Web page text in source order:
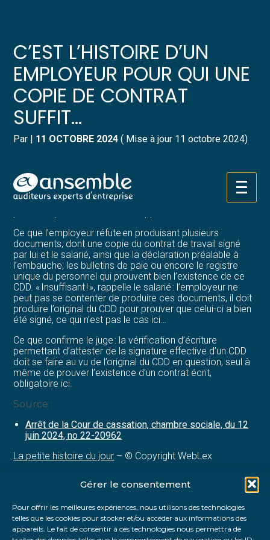
Gérer le consentement
Pour offrir les meilleures expériences, nous utilisons des technologies
telles que les cookies pour stocker et/ou accéder aux informations des
appareils. Le fait de consentir à ces technologies nous permettra de
Aller
au
Gérer votre quotidien
Piloter votre entreprise
Développer votre entreprise
Structurer votre croissance
Être prêt pour la facturation
électronique
Suivre votre comptabilité
Gérer vos ressources humaines
Dématérialiser vos documents
C’EST L’HISTOIRE D’UN
EMPLOYEUR POUR QUI UNE
COPIE DE CONTRAT
SUFFIT…
Par | 11 OCTOBRE 2024 ( Mise à jour 11 octobre 2024)
requalification du contrat en CDI car il dit n’avoir jamais
signé de contrat. L’absence de signature d’un CDD
équivaut à une absence d’écrit, laquelle est sanctionnée
Ce que l’employeur réfute en produisant plusieurs
documents, dont une copie du contrat de travail signé
par lui et le salarié, ainsi que la déclaration préalable à
l’embauche, les bulletins de paie ou encore le registre
unique du personnel qui prouvent bien l’existence de ce
CDD. « Insuffisant ! », rappelle le salarié : l’employeur ne
peut pas se contenter de produire ces documents, il doit
produire l’original du CDD pour prouver que celui-ci a bien
été signé, ce qui n’est pas le cas ici…
Ce que confirme le juge : la vérification d’écriture
permettant d’attester de la signature effective d’un CDD
doit se faire au vu de l’original du CDD en question, seul à
même de prouver l’existence d’un contrat écrit,
obligatoire ici.
Source :
Arrêt de la Cour de cassation, chambre sociale, du 12
juin 2024, no 22-20962
La petite histoire du jour – © Copyright WebLex
FaceBook
TwitterLinkedIn